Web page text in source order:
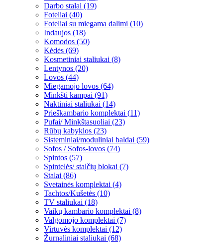
Darbo stalai (19)
Foteliai (40)
Foteliai su miegama dalimi (10)
Indaujos (18)
Komodos (50)
Kėdės (69)
Kosmetiniai staliukai (8)
Lentynos (20)
Lovos (44)
Miegamojo lovos (64)
Minkšti kampai (91)
Naktiniai staliukai (14)
Prieškambario komplektai (11)
Pufai/ Minkštasuoliai (23)
Rūbų kabyklos (23)
Sisteminiai/moduliniai baldai (59)
Sofos / Sofos-lovos (74)
Spintos (57)
Spintelės/ stalčių blokai (7)
Stalai (86)
Svetainės komplektai (4)
Tachtos/Kušetės (10)
TV staliukai (18)
Vaikų kambario komplektai (8)
Valgomojo komplektai (7)
Virtuvės komplektai (12)
Žurnaliniai staliukai (68)